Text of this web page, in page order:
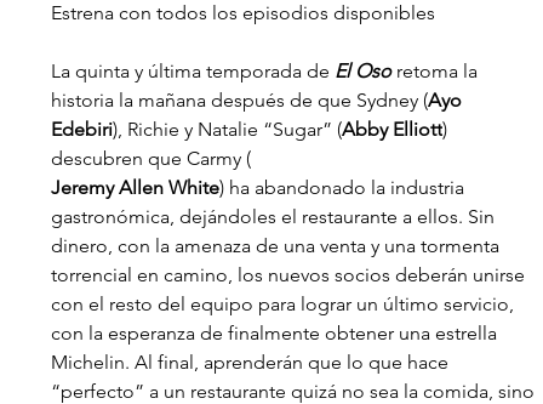
Estrena con todos los episodios disponibles
La quinta y última temporada de El Oso retoma la
historia la mañana después de que Sydney (Ayo
Edebiri), Richie y Natalie “Sugar” (Abby Elliott)
descubren que Carmy (
Jeremy Allen White) ha abandonado la industria
gastronómica, dejándoles el restaurante a ellos. Sin
dinero, con la amenaza de una venta y una tormenta
torrencial en camino, los nuevos socios deberán unirse
con el resto del equipo para lograr un último servicio,
con la esperanza de finalmente obtener una estrella
Michelin. Al final, aprenderán que lo que hace
“perfecto” a un restaurante quizá no sea la comida, sino